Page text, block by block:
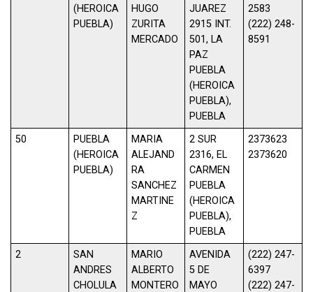
(HEROICA
PUEBLA)
HUGO
ZURITA
MERCADO
JUAREZ
2915 INT.
501, LA
PAZ
PUEBLA
(HEROICA
PUEBLA),
PUEBLA
2583
(222) 248-
8591
50
PUEBLA
(HEROICA
PUEBLA)
MARIA
ALEJAND
RA
SANCHEZ
MARTINE
Z
2 SUR
2316, EL
CARMEN
PUEBLA
(HEROICA
PUEBLA),
PUEBLA
2373623
2373620
2
SAN
ANDRES
CHOLULA
MARIO
ALBERTO
MONTERO
AVENIDA
5 DE
MAYO
(222) 247-
6397
(222) 247-